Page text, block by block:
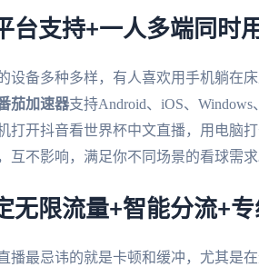
台支持+一人多端同时
设备多种多样，有人喜欢用手机躺在
茄加速器支持Android、iOS、
打开抖音看世界杯中文直播，用电脑
互不影响，满足你不同场景的看球需求
无限流量+智能分流+
播最忌讳的就是卡顿和缓冲，尤其是在